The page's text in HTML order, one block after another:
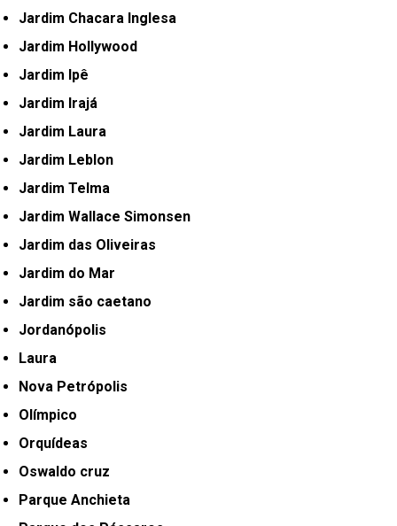
Jardim Chacara Inglesa
Jardim Hollywood
Jardim Ipê
Jardim Irajá
Jardim Laura
Jardim Leblon
Jardim Telma
Jardim Wallace Simonsen
Jardim das Oliveiras
Jardim do Mar
Jardim são caetano
Jordanópolis
Laura
Nova Petrópolis
Olímpico
Orquídeas
Oswaldo cruz
Parque Anchieta